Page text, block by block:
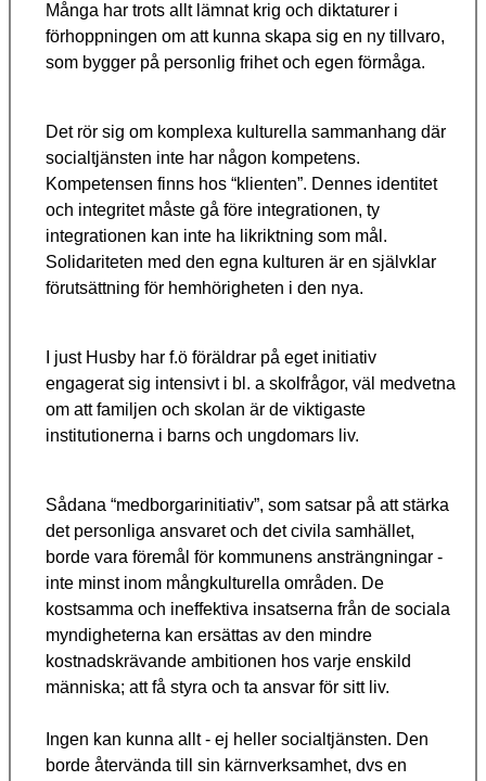
Många har trots allt lämnat krig och diktaturer i
förhoppningen om att kunna skapa sig en ny tillvaro,
som bygger på personlig frihet och egen förmåga.
Det rör sig om komplexa kulturella sammanhang där
socialtjänsten inte har någon kompetens.
Kompetensen finns hos “klienten”. Dennes identitet
och integritet måste gå före integrationen, ty
integrationen kan inte ha likriktning som mål.
Solidariteten med den egna kulturen är en självklar
förutsättning för hemhörigheten i den nya.
I just Husby har f.ö föräldrar på eget initiativ
engagerat sig intensivt i bl. a skolfrågor, väl medvetna
om att familjen och skolan är de viktigaste
institutionerna i barns och ungdomars liv.
Sådana “medborgarinitiativ”, som satsar på att stärka
det personliga ansvaret och det civila samhället,
borde vara föremål för kommunens ansträngningar -
inte minst inom mångkulturella områden. De
kostsamma och ineffektiva insatserna från de sociala
myndigheterna kan ersättas av den mindre
kostnadskrävande ambitionen hos varje enskild
människa; att få styra och ta ansvar för sitt liv.
Ingen kan kunna allt - ej heller socialtjänsten. Den
borde återvända till sin kärnverksamhet, dvs en